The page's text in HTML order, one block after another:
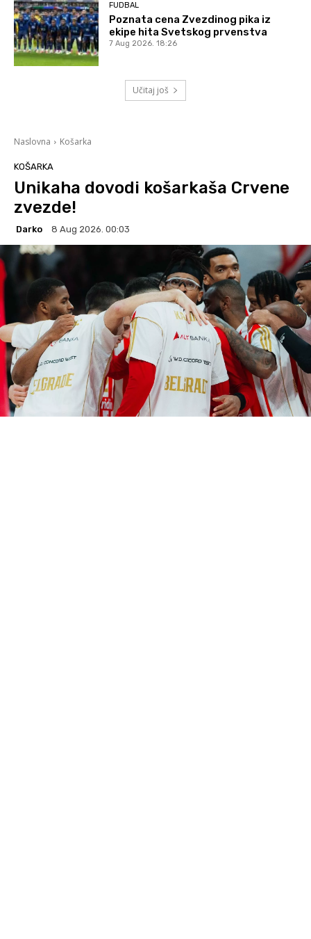
FUDBAL
Poznata cena Zvezdinog pika iz
ekipe hita Svetskog prvenstva
7 Aug 2026. 18:26
Učitaj još